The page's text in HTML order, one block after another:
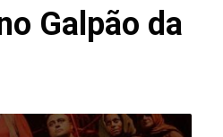
Galpão da